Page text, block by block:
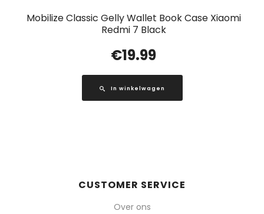
Mobilize Classic Gelly Wallet Book Case Xiaomi
Redmi 7 Black
€19.99
In winkelwagen
CUSTOMER SERVICE
Over ons